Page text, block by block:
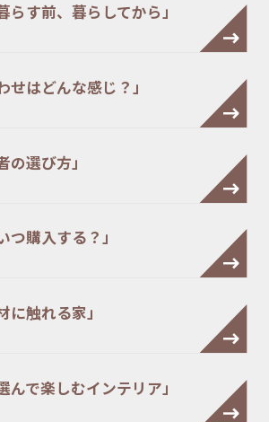
す前、暮らしてから」
せはどんな感じ？」
の選び方」
つ購入する？」
に触れる家」
んで楽しむインテリア」